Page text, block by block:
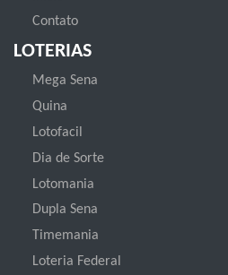
Contato
LOTERIAS
Mega Sena
Quina
Lotofacil
Dia de Sorte
Lotomania
Dupla Sena
Timemania
Loteria Federal